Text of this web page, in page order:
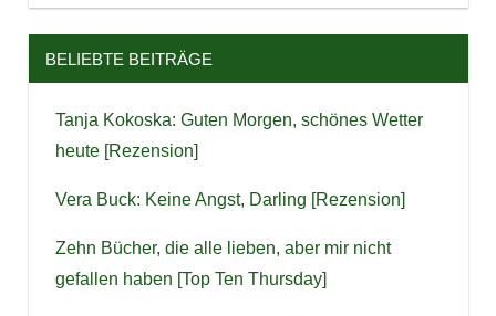
BELIEBTE BEITRÄGE
Tanja Kokoska: Guten Morgen, schönes Wetter
heute [Rezension]
Vera Buck: Keine Angst, Darling [Rezension]
Zehn Bücher, die alle lieben, aber mir nicht
gefallen haben [Top Ten Thursday]